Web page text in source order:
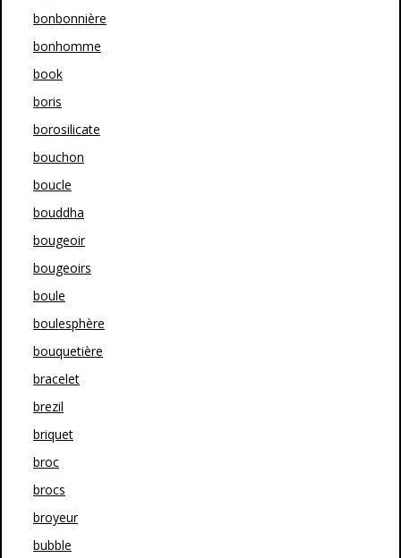
bonbonnière
bonhomme
book
boris
borosilicate
bouchon
boucle
bouddha
bougeoir
bougeoirs
boule
boulesphère
bouquetière
bracelet
brezil
briquet
broc
brocs
broyeur
bubble